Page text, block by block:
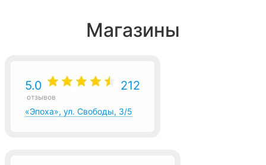
Магазины
5.0 212
отзывов
«Эпоха», ул. Свободы, 3/5